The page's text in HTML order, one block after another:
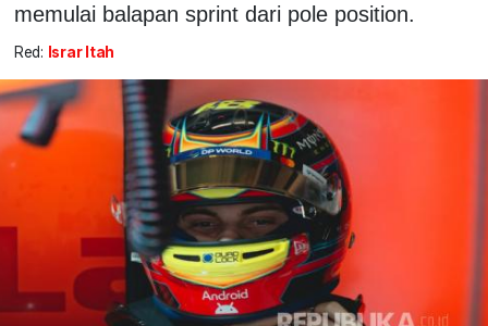
memulai balapan sprint dari pole position.
Red: Israr Itah